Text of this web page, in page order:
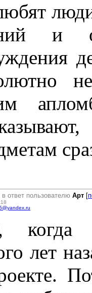
и
в ответ пользователю Арт [
когда
лет